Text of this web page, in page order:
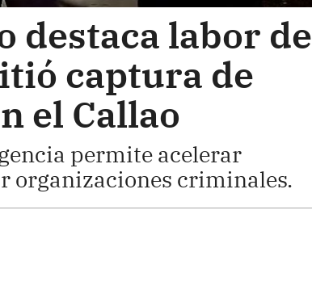
labor de
captura de
el Callao
permite acelerar
organizaciones criminales.